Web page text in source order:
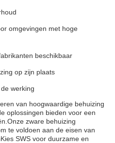
omgevingen met hoge
beschikbaar
op zijn plaats
werking
van hoogwaardige behuizing
oplossingen bieden voor een
zware behuizing
te voldoen aan de eisen van
SWS voor duurzame en